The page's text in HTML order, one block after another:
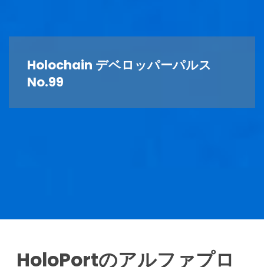
Holochain デベロッパーパルス
No.99
HoloPortのアルファプロ